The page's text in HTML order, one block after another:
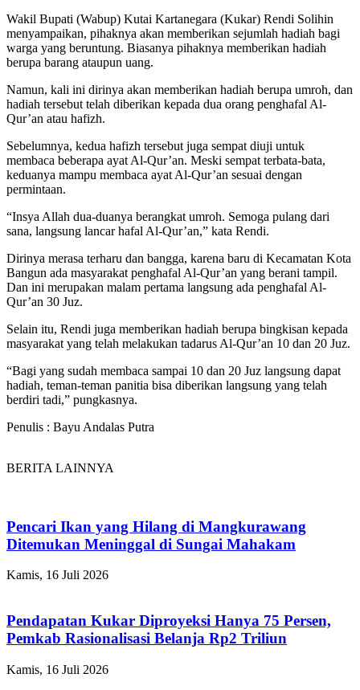
Wakil Bupati (Wabup) Kutai Kartanegara (Kukar) Rendi Solihin
menyampaikan, pihaknya akan memberikan sejumlah hadiah bagi
warga yang beruntung. Biasanya pihaknya memberikan hadiah
berupa barang ataupun uang.
Namun, kali ini dirinya akan memberikan hadiah berupa umroh, dan
hadiah tersebut telah diberikan kepada dua orang penghafal Al-
Qur’an atau hafizh.
Sebelumnya, kedua hafizh tersebut juga sempat diuji untuk
membaca beberapa ayat Al-Qur’an. Meski sempat terbata-bata,
keduanya mampu membaca ayat Al-Qur’an sesuai dengan
permintaan.
“Insya Allah dua-duanya berangkat umroh. Semoga pulang dari
sana, langsung lancar hafal Al-Qur’an,” kata Rendi.
Dirinya merasa terharu dan bangga, karena baru di Kecamatan Kota
Bangun ada masyarakat penghafal Al-Qur’an yang berani tampil.
Dan ini merupakan malam pertama langsung ada penghafal Al-
Qur’an 30 Juz.
Selain itu, Rendi juga memberikan hadiah berupa bingkisan kepada
masyarakat yang telah melakukan tadarus Al-Qur’an 10 dan 20 Juz.
“Bagi yang sudah membaca sampai 10 dan 20 Juz langsung dapat
hadiah, teman-teman panitia bisa diberikan langsung yang telah
berdiri tadi,” pungkasnya.
Penulis : Bayu Andalas Putra
BERITA LAINNYA
Pencari Ikan yang Hilang di Mangkurawang
Ditemukan Meninggal di Sungai Mahakam
Kamis, 16 Juli 2026
Pendapatan Kukar Diproyeksi Hanya 75 Persen,
Pemkab Rasionalisasi Belanja Rp2 Triliun
Kamis, 16 Juli 2026